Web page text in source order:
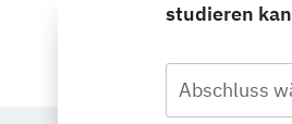
studieren
Abschluss